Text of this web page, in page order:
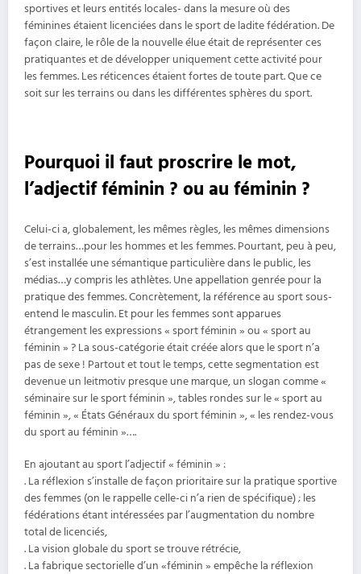
sportives et leurs entités locales- dans la mesure où des
féminines étaient licenciées dans le sport de ladite fédération. De
façon claire, le rôle de la nouvelle élue était de représenter ces
pratiquantes et de développer uniquement cette activité pour
les femmes. Les réticences étaient fortes de toute part. Que ce
soit sur les terrains ou dans les différentes sphères du sport.
Pourquoi il faut proscrire le mot,
l’adjectif féminin ? ou au féminin ?
Celui-ci a, globalement, les mêmes règles, les mêmes dimensions
de terrains…pour les hommes et les femmes. Pourtant, peu à peu,
s’est installée une sémantique particulière dans le public, les
médias…y compris les athlètes. Une appellation genrée pour la
pratique des femmes. Concrètement, la référence au sport sous-
entend le masculin. Et pour les femmes sont apparues
étrangement les expressions « sport féminin » ou « sport au
féminin » ? La sous-catégorie était créée alors que le sport n’a
pas de sexe ! Partout et tout le temps, cette segmentation est
devenue un leitmotiv presque une marque, un slogan comme «
séminaire sur le sport féminin », tables rondes sur le « sport au
féminin », « États Généraux du sport féminin », « les rendez-vous
du sport au féminin »….
En ajoutant au sport l’adjectif « féminin » :
. La réflexion s’installe de façon prioritaire sur la pratique sportive
des femmes (on le rappelle celle-ci n’a rien de spécifique) ; les
fédérations étant intéressées par l’augmentation du nombre
total de licenciés,
. La vision globale du sport se trouve rétrécie,
. La fabrique sectorielle d’un «féminin » empêche la réflexion